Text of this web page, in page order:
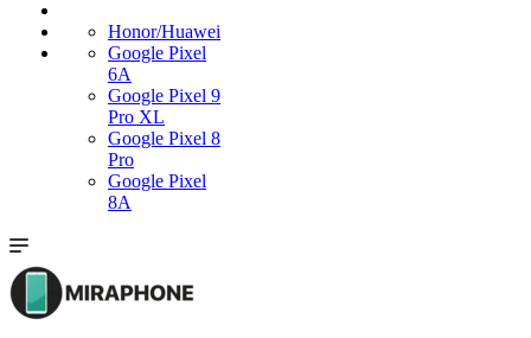
Honor/Huawei
Google Pixel
6A
Google Pixel 9
Pro XL
Google Pixel 8
Pro
Google Pixel
8A